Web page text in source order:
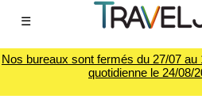
☰
Nos bureaux sont fermés du 27/07
quotidienne le 24/08/